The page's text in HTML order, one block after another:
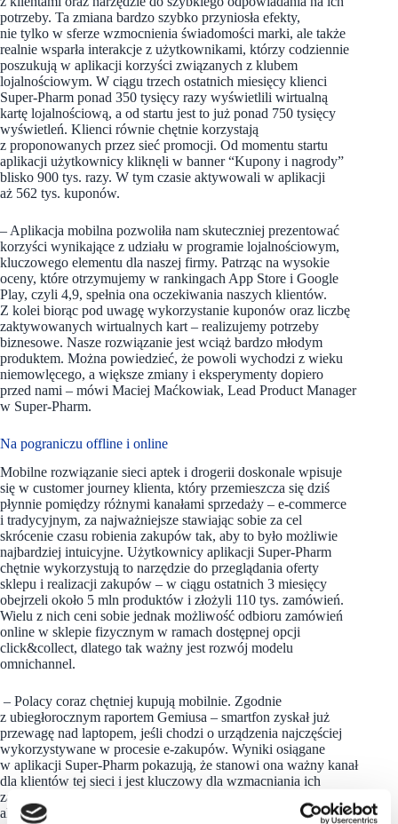
potrzeby. Ta zmiana bardzo szybko przyniosła efekty,
nie tylko w sferze wzmocnienia świadomości marki, ale także
realnie wsparła interakcje z użytkownikami, którzy codziennie
poszukują w aplikacji korzyści związanych z klubem
lojalnościowym. W ciągu trzech ostatnich miesięcy klienci
Super-Pharm ponad 350 tysięcy razy wyświetlili wirtualną
kartę lojalnościową, a od startu jest to już ponad 750 tysięcy
wyświetleń. Klienci równie chętnie korzystają
z proponowanych przez sieć promocji. Od momentu startu
aplikacji użytkownicy kliknęli w banner “Kupony i nagrody”
blisko 900 tys. razy. W tym czasie aktywowali w aplikacji
aż 562 tys. kuponów.
– Aplikacja mobilna pozwoliła nam skuteczniej prezentować
korzyści wynikające z udziału w programie lojalnościowym,
kluczowego elementu dla naszej firmy. Patrząc na wysokie
oceny, które otrzymujemy w rankingach App Store i Google
Play, czyli 4,9, spełnia ona oczekiwania naszych klientów.
Z kolei biorąc pod uwagę wykorzystanie kuponów oraz liczbę
zaktywowanych wirtualnych kart – realizujemy potrzeby
biznesowe. Nasze rozwiązanie jest wciąż bardzo młodym
produktem. Można powiedzieć, że powoli wychodzi z wieku
niemowlęcego, a większe zmiany i eksperymenty dopiero
przed nami – mówi Maciej Maćkowiak, Lead Product Manager
w Super-Pharm.
Na pograniczu offline i online
Mobilne rozwiązanie sieci aptek i drogerii doskonale wpisuje
się w customer journey klienta, który przemieszcza się dziś
płynnie pomiędzy różnymi kanałami sprzedaży – e-commerce
i tradycyjnym, za najważniejsze stawiając sobie za cel
skrócenie czasu robienia zakupów tak, aby to było możliwie
najbardziej intuicyjne. Użytkownicy aplikacji Super-Pharm
chętnie wykorzystują to narzędzie do przeglądania oferty
sklepu i realizacji zakupów – w ciągu ostatnich 3 miesięcy
obejrzeli około 5 mln produktów i złożyli 110 tys. zamówień.
Wielu z nich ceni sobie jednak możliwość odbioru zamówień
online w sklepie fizycznym w ramach dostępnej opcji
click&collect, dlatego tak ważny jest rozwój modelu
omnichannel.
– Polacy coraz chętniej kupują mobilnie. Zgodnie
z ubiegłorocznym raportem Gemiusa – smartfon zyskał już
przewagę nad laptopem, jeśli chodzi o urządzenia najczęściej
wykorzystywane w procesie e-zakupów. Wyniki osiągane
w aplikacji Super-Pharm pokazują, że stanowi ona ważny kanał
dla klientów tej sieci i jest kluczowy dla wzmacniania ich
zaangażowania. Nie tylko zapewnia im komfort zakupów,
ale także pogłębia ich relację z marką. Dlatego budując